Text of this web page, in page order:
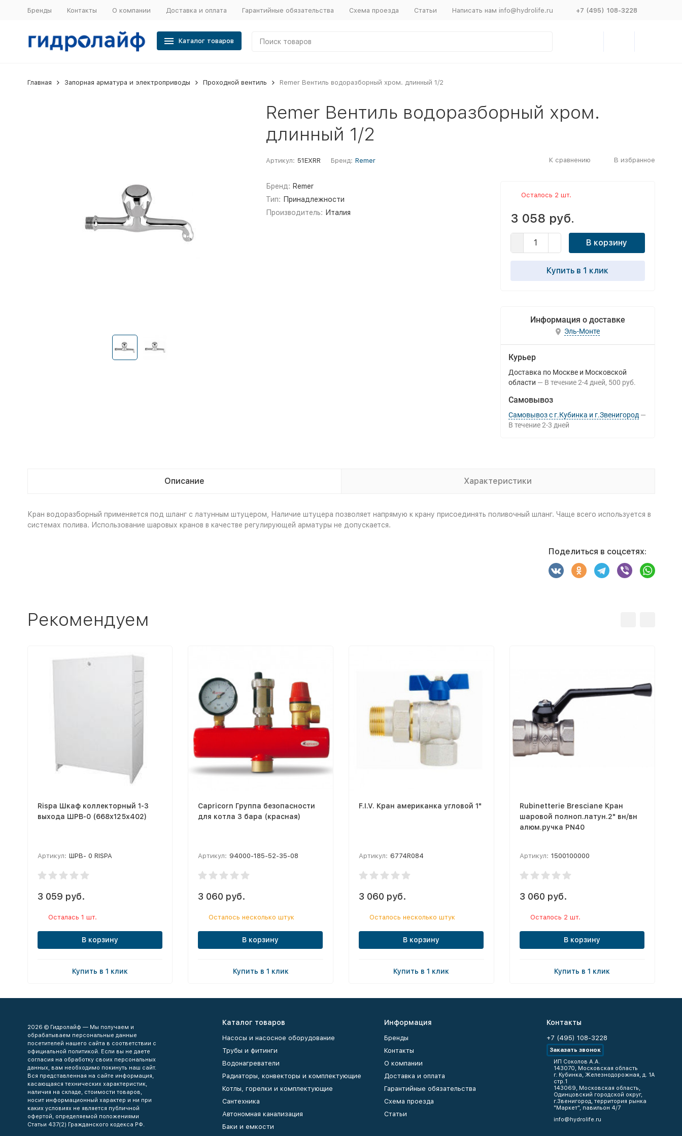
Бренды Контакты О компании Доставка и оплата Гарантийные обязательства Схема проезда Статьи Написать нам info@hydrolife.ru +7 (495) 108-3228
Каталог товаров
Главная Запорная арматура и электроприводы Проходной вентиль Remer Вентиль водоразборный хром. длинный 1/2
Remer Вентиль водоразборный хром.
длинный 1/2
Артикул: 51EXRR Бренд: Remer К сравнению В избранное
Бренд: Remer
Тип: Принадлежности
Производитель: Италия
Осталось 2 шт.
3 058 руб.
В корзину
Купить в 1 клик
Информация о доставке
Эль-Монте
Курьер
Доставка по Москве и Московской
области
В течение 2-4 дней 500 руб.
Самовывоз
Самовывоз с г.Кубинка и г.Звенигород
В течение 2-3 дней
Описание Характеристики
Кран водоразборный применяется под шланг с латунным штуцером, Наличие штуцера позволяет напрямую к крану присоединять поливочный шланг. Чаще всего используется в
системах полива. Использование шаровых кранов в качестве регулирующей арматуры не допускается.
Поделиться в соцсетях:
Рекомендуем
Rispa Шкаф коллекторный 1-3
выхода ШРВ-0 (668х125х402)
Артикул: ШРВ- 0 RISPA
3 059 руб.
Осталась 1 шт.
В корзину
Купить в 1 клик
Capricorn Группа безопасности
для котла 3 бара (красная)
Артикул: 94000-185-52-35-08
3 060 руб.
Осталось несколько штук
В корзину
Купить в 1 клик
F.I.V. Кран американка угловой 1"
Артикул: 6774R084
3 060 руб.
Осталось несколько штук
В корзину
Купить в 1 клик
Rubinetterie Bresciane Кран
шаровой полноп.латун.2" вн/вн
алюм.ручка PN40
Артикул: 1500100000
3 060 руб.
Осталось 2 шт.
В корзину
Купить в 1 клик
2026 © Гидролайф — Мы получаем и
обрабатываем персональные данные
посетителей нашего сайта в соответствии с
официальной политикой. Если вы не даете
согласия на обработку своих персональных
данных, вам необходимо покинуть наш сайт.
Вся представленная на сайте информация,
касающаяся технических характеристик,
наличия на складе, стоимости товаров,
носит информационный характер и ни при
каких условиях не является публичной
офертой, определяемой положениями
Статьи 437(2) Гражданского кодекса РФ.
Каталог товаров
Насосы и насосное оборудование
Трубы и фитинги
Водонагреватели
Радиаторы, конвекторы и комплектующие
Котлы, горелки и комплектующие
Сантехника
Автономная канализация
Баки и емкости
Информация
Бренды
Контакты
О компании
Доставка и оплата
Гарантийные обязательства
Схема проезда
Статьи
Контакты
+7 (495) 108-3228
Заказать звонок
ИП Соколов А.А.
143070, Московская область
г. Кубинка, Железнодорожная, д. 1А
стр.1
143069, Московская область,
Одинцовский городской округ,
г.Звенигород, территория рынка
"Маркет", павильон 4/7
info@hydrolife.ru